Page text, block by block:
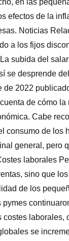
en las
efectos de la
Noticias
a los fijos
subida del
se desprende
de 2022
de cómo
Cabe
consumo de los
general, pero
laborales
sino que
de los
laborales,
se